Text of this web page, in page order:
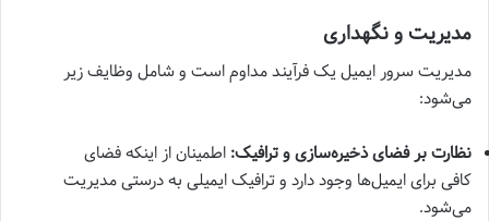
مدیریت و نگهداری
مدیریت سرور ایمیل یک فرآیند مداوم است و شامل وظایف زیر
می‌شود:
نظارت بر فضای ذخیره‌سازی و ترافیک: اطمینان از اینکه فضای
کافی برای ایمیل‌ها وجود دارد و ترافیک ایمیلی به درستی مدیریت
می‌شود.